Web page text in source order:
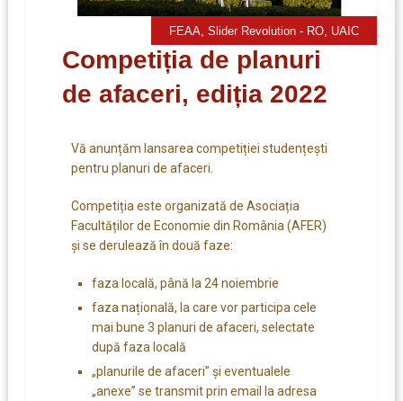
FEAA ,Slider Revolution - RO UAIC
Competiția de planuri
de afaceri, ediția 2022
Vă anunțăm lansarea competiției studențești
pentru planuri de afaceri.
Competiția este organizată de Asociația
Facultăților de Economie din România (AFER)
și se derulează în două faze:
faza locală, până la 24 noiembrie
faza națională, la care vor participa cele
mai bune 3 planuri de afaceri, selectate
după faza locală
„planurile de afaceri” şi eventualele
„anexe” se transmit prin email la adresa